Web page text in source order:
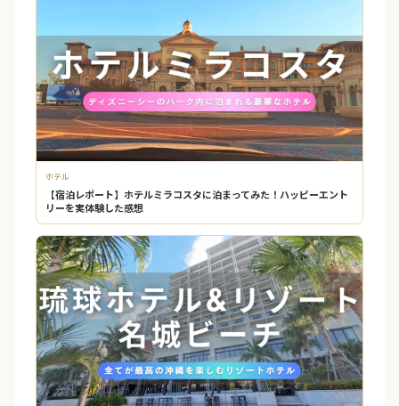
ホテル
【宿泊レポート】ホテルミラコスタに泊まってみた！ハッピーエント
リーを実体験した感想